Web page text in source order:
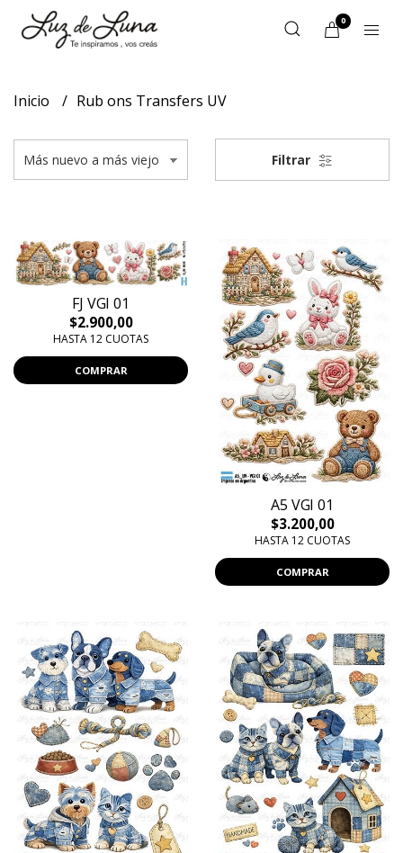
0
Inicio Rub ons Transfers UV
Filtrar
FJ VGI 01
$2.900,00
HASTA 12 CUOTAS
COMPRAR
A5 VGI 01
$3.200,00
HASTA 12 CUOTAS
COMPRAR